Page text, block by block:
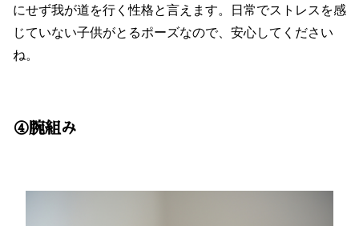
にせず我が道を行く性格と言えます。日常でストレスを感
じていない子供がとるポーズなので、安心してください
ね。
④腕組み